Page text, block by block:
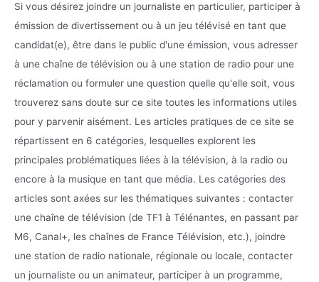
Si vous désirez joindre un journaliste en particulier, participer à
émission de divertissement ou à un jeu télévisé en tant que
candidat(e), être dans le public d'une émission, vous adresser
à une chaîne de télévision ou à une station de radio pour une
réclamation ou formuler une question quelle qu'elle soit, vous
trouverez sans doute sur ce site toutes les informations utiles
pour y parvenir aisément. Les articles pratiques de ce site se
répartissent en 6 catégories, lesquelles explorent les
principales problématiques liées à la télévision, à la radio ou
encore à la musique en tant que média. Les catégories des
articles sont axées sur les thématiques suivantes : contacter
une chaîne de télévision (de TF1 à Télénantes, en passant par
M6, Canal+, les chaînes de France Télévision, etc.), joindre
une station de radio nationale, régionale ou locale, contacter
un journaliste ou un animateur, participer à un programme,